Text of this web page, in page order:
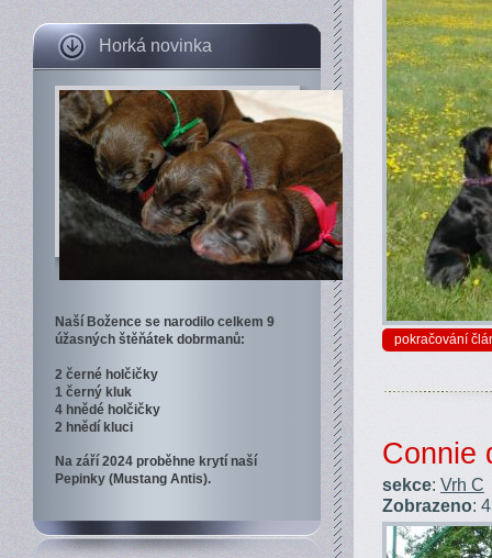
Horká novinka
Naší Božence se narodilo celkem 9
úžasných štěňátek dobrmanů:
2 černé holčičky
1 černý kluk
4 hnědé holčičky
2 hnědí kluci
Na září 2024 proběhne krytí naší
Pepinky (Mustang Antis).
pokračování
Connie
sekce: Vrh C
Zobrazeno: